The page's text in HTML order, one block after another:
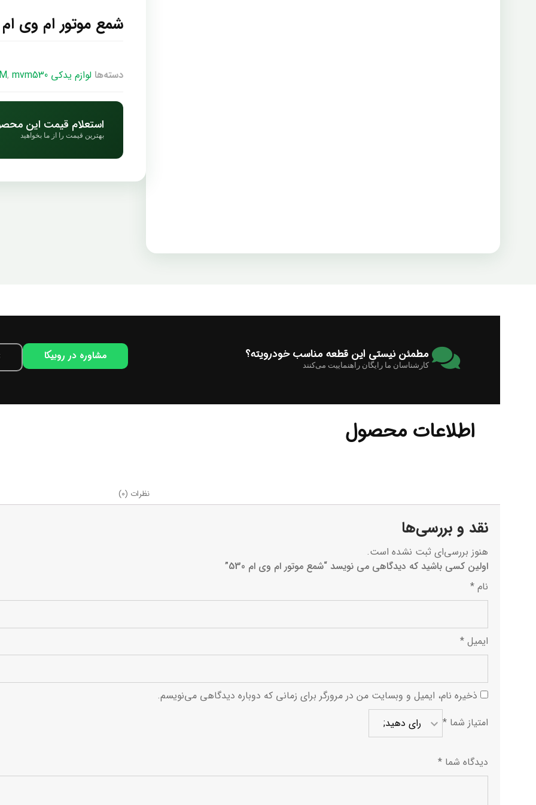
شمع موتور ام وی ام 530
دسته‌ها لوازم یدکی MVM , mvm530
استعلام قیمت این
بهترین قیمت را از ما بخواهید
مطمئن نیستی این قطعه مناسب خودرویته؟
کارشناسان ما رایگان راهنماییت می‌کنند
مشاوره در روبیکا
اطلاعات محصول
نظرات (0)
نقد و بررسی‌ها
هنوز بررسی‌ای ثبت نشده است.
اولین کسی باشید که دیدگاهی می نویسد “شمع موتور ام وی ام 530”
نام *
ایمیل *
ذخیره نام، ایمیل و وبسایت من در مرورگر برای زمانی که دوباره دیدگاهی می‌نویسم.
امتیاز شما *
دیدگاه شما *